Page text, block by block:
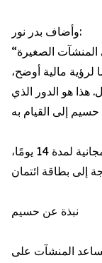
وأضاف بدر نور:
“لا يجب أن تكون الفوترة الإلكترونية عبئًا على المنشآت الصغيرة
مالية أوضح،
هذا هو الدور الذي
ويتاح حسيم حاليًا للمنشآت من خلال تجربة مجانية لمدة 14 يومًا،
نبذة عن حسيم
المنشآت على